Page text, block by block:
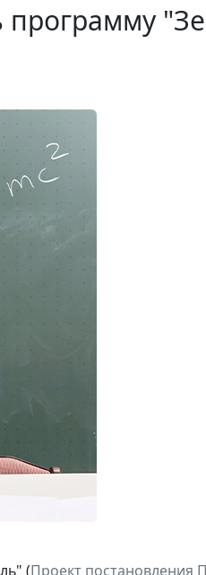
программу
(Проект постановления